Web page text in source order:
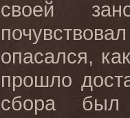
своей
опасался,
прошло
сбора был